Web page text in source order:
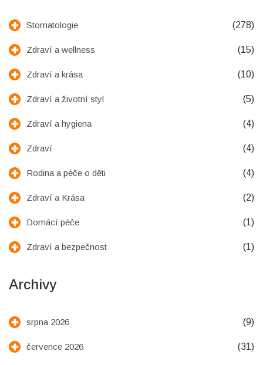
Stomatologie (278)
Zdraví a wellness (15)
Zdraví a krása (10)
Zdraví a životní styl (5)
Zdraví a hygiena (4)
Zdraví (4)
Rodina a péče o děti (4)
Zdraví a Krása (2)
Domácí péče (1)
Zdraví a bezpečnost (1)
Archivy
srpna 2026 (9)
července 2026 (31)